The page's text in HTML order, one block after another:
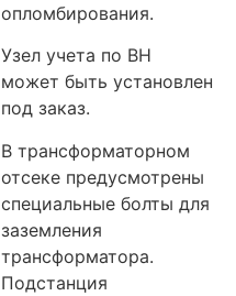
опломбирования.
Узел учета по ВН
может быть установлен
под заказ.
В трансформаторном
отсеке предусмотрены
специальные болты для
заземления
трансформатора.
Подстанция